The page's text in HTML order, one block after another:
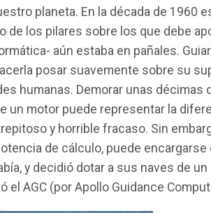
planeta. En la década de 1960
de los pilares sobre los que debe
aún estaba en pañales.
posar suavemente sobre su
humanas. Demorar unas décimas
un motor puede representar la
y horrible fracaso. Sin
de cálculo, puede
y decidió dotar a sus naves de
el AGC (por Apollo Guidance